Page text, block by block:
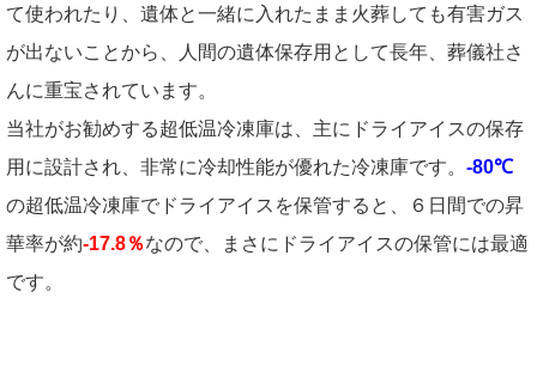
て使われたり、遺体と一緒に入れたまま火葬しても有害ガス
が出ないことから、人間の遺体保存用として長年、葬儀社さ
んに重宝されています。
当社がお勧めする超低温冷凍庫は、主にドライアイスの保存
用に設計され、非常に冷却性能が優れた冷凍庫です。 -80℃
の超低温冷凍庫でドライアイスを保管すると、６日間での昇
華率が約-17.8％なので、まさにドライアイスの保管には最適
です。